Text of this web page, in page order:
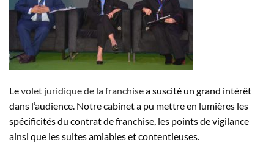
Levolet juridique de la franchisea suscité un grand intérêt
dans l’audience. Notre cabinet a pu mettre en lumières les
spécificités du contrat de franchise, les points de vigilance
ainsi que les suites amiables et contentieuses.